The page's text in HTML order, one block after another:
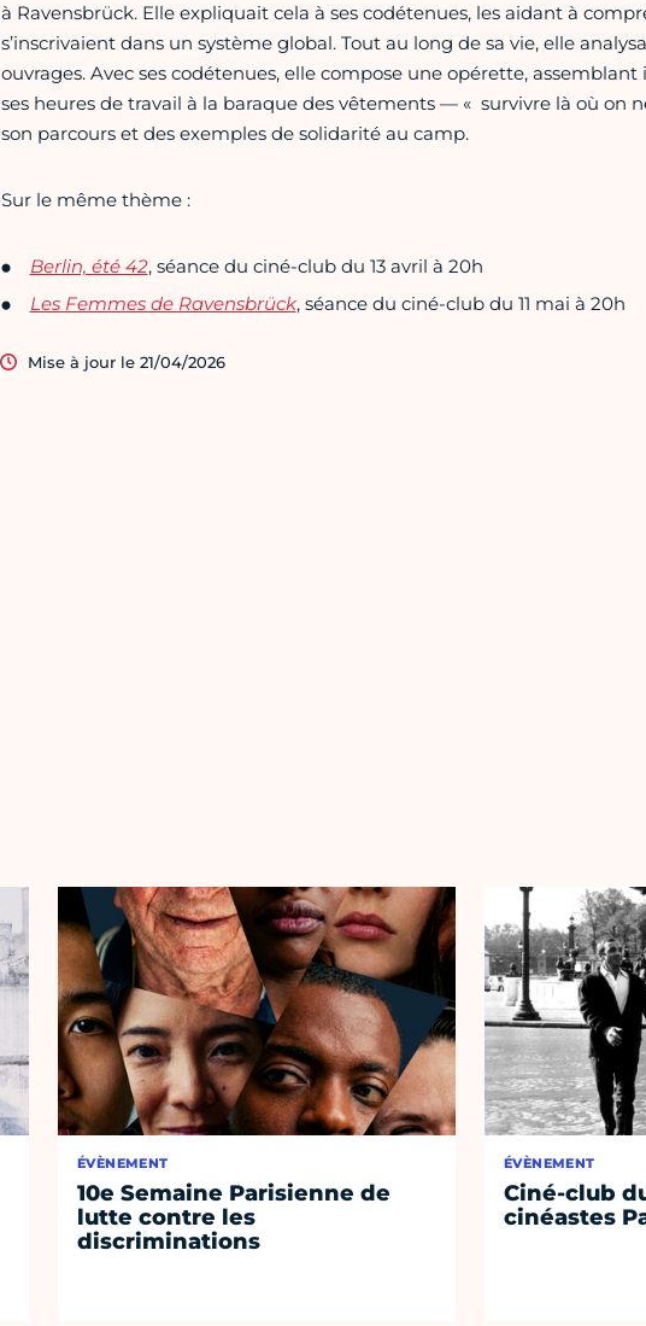
à Ravensbrück. Elle expliquait cela à ses codétenues, les aidant à
s’inscrivaient dans un système global. Tout au long de sa vie, elle
ouvrages. Avec ses codétenues, elle compose une opérette,
ses heures de travail à la baraque des vêtements — « survivre là où on
son parcours et des exemples de solidarité au camp.
Sur le même thème :
Berlin, été 42, séance du ciné-club du 13 avril à 20h
Les Femmes de Ravensbrück, séance du ciné-club du 11 mai à 20h
Mise à jour le 21/04/2026
ÉVÈNEMENT
10e Semaine Parisienne de
lutte contre les
discriminations
ÉVÈNEMENT
Ciné-club
cinéastes